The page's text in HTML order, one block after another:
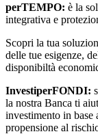
perTEMPO: è la
integrativa e
Scopri la tua
delle tue esigenze,
disponibiltà
InvestiperFONDI:
la nostra Banca ti
investimento in base
propensione al